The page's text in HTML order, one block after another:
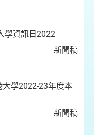
學資訊日2022
新聞稿
學2022-23年度本
新聞稿